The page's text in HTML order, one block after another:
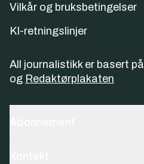
Vilkår og bruksbetingelser
KI-retningslinjer
All journalistikk er basert på
og Redaktørplakaten